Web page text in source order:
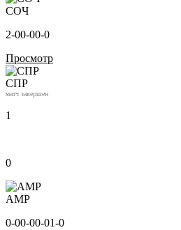
СОЧ
2-00-00-0
Просмотр
СПР
матч завершен
1
0
АМР
0-00-00-01-0